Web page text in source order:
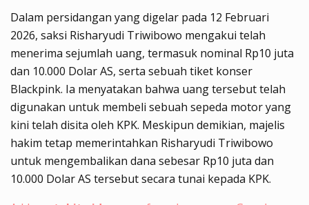
Dalam persidangan yang digelar pada 12 Februari
2026, saksi Risharyudi Triwibowo mengakui telah
menerima sejumlah uang, termasuk nominal Rp10 juta
dan 10.000 Dolar AS, serta sebuah tiket konser
Blackpink. Ia menyatakan bahwa uang tersebut telah
digunakan untuk membeli sebuah sepeda motor yang
kini telah disita oleh KPK. Meskipun demikian, majelis
hakim tetap memerintahkan Risharyudi Triwibowo
untuk mengembalikan dana sebesar Rp10 juta dan
10.000 Dolar AS tersebut secara tunai kepada KPK.